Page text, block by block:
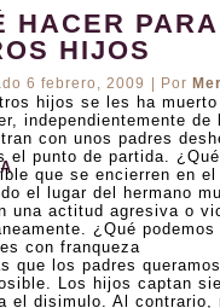
HACER
HIJOS
6 febrero, 2009 Por
hijos se les ha
independientemente
con unos padres
el punto de partida.
que se encierren en
el lugar del hermano
una actitud agresiva o
¿Qué podemos
con franqueza
que los padres
Los hijos captan
el disimulo. Al contrario,